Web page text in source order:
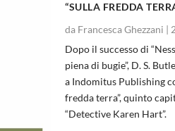
“SULLA FREDDA
da Francesca Ghezzani |
Dopo il successo di
piena di bugie”, D. S.
a Indomitus Publishing
fredda terra”, quinto
“Detective Karen Hart”.